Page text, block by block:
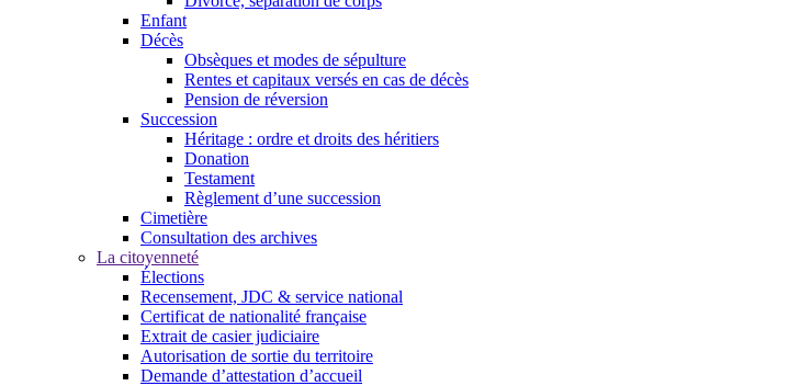
Enfant
Décès
Obsèques et modes de sépulture
Rentes et capitaux versés en cas de décès
Pension de réversion
Succession
Héritage : ordre et droits des héritiers
Donation
Testament
Règlement d’une succession
Cimetière
Consultation des archives
La citoyenneté
Élections
Recensement, JDC & service national
Certificat de nationalité française
Extrait de casier judiciaire
Autorisation de sortie du territoire
Demande d’attestation d’accueil